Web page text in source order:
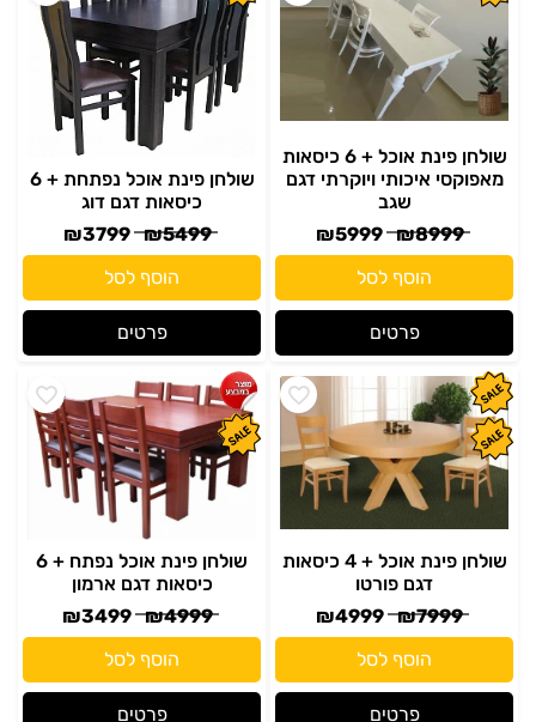
שולחן פינת אוכל + 6 כיסאות
מאפוקסי איכותי ויוקרתי דגם
שגב
₪8999
₪5999
הוסף לסל
פרטים
שולחן פינת אוכל נפתחת + 6
כיסאות דגם דוג
₪5499
₪3799
הוסף לסל
פרטים
שולחן פינת אוכל + 4 כיסאות
דגם פורטו
₪7999
₪4999
הוסף לסל
פרטים
שולחן פינת אוכל נפתח + 6
כיסאות דגם ארמון
₪4999
₪3499
הוסף לסל
פרטים